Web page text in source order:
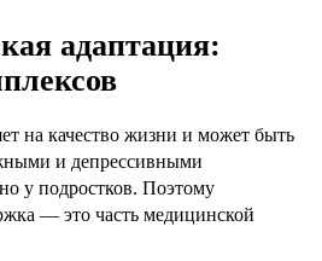
адаптация:
на качество жизни и может быть
и депрессивными
у подростков. Поэтому
— это часть медицинской